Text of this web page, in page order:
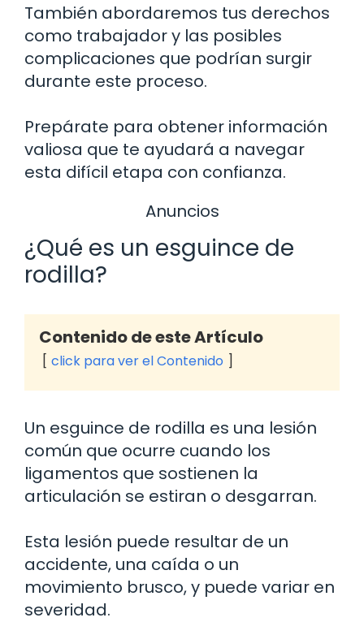
También abordaremos tus derechos
como trabajador y las posibles
complicaciones que podrían surgir
durante este proceso.
Prepárate para obtener información
valiosa que te ayudará a navegar
esta difícil etapa con confianza.
Anuncios
¿Qué es un esguince de
rodilla?
Contenido de este Artículo
click para ver el Contenido
Un esguince de rodilla es una lesión
común que ocurre cuando los
ligamentos que sostienen la
articulación se estiran o desgarran.
Esta lesión puede resultar de un
accidente, una caída o un
movimiento brusco, y puede variar en
severidad.